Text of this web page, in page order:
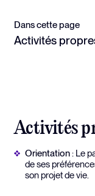
Dans cette page
Activités
Activités
Orientation: Le
de ses
son projet de vie.